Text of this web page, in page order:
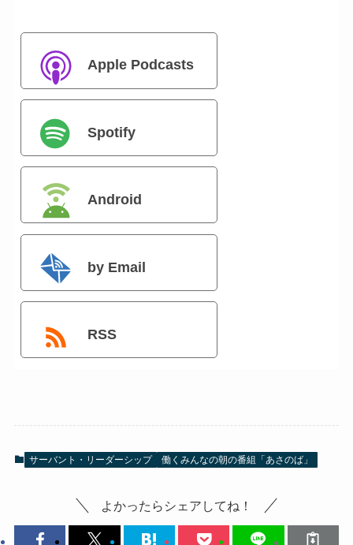
Apple Podcasts
Spotify
Android
by Email
RSS
サーバント・リーダーシップ 働くみんなの朝の番組「あさのば」
よかったらシェアしてね！